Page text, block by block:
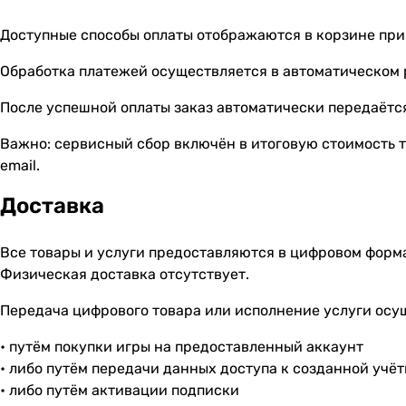
Доступные способы оплаты отображаются в корзине
Обработка платежей осуществляется в
После успешной оплаты заказ автоматически
Важно: сервисный сбор включён в итоговую стоимость
email.
Доставка
Все товары и услуги предоставляются в цифровом
Физическая доставка отсутствует.
Передача цифрового товара или исполнение услуги
• путём покупки игры на предоставленный аккаунт
• либо путём передачи данных доступа к созданной
• либо путём активации подписки